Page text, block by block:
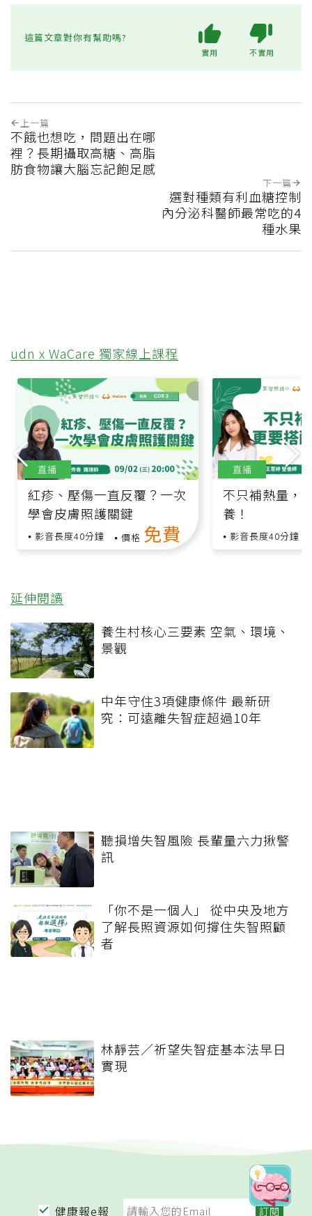
這篇文章對你有幫助嗎?
實用 不實用
上一篇
不餓也想吃，問題出在哪
裡？長期攝取高糖、高脂
肪食物讓大腦忘記飽足感
下一篇
選對種類有利血糖控制
內分泌科醫師最常吃的4
種水果
udn x WaCare 獨家線上課程
紅疹、壓傷一直反覆？一次
學會皮膚照護關鍵
影音長度40分鐘 價格 免費
直播
不只補熱量，
養！
影音長度40分鐘
直播
延伸閱讀
養生村核心三要素 空氣、環境、
景觀
中年守住3項健康條件 最新研
究：可遠離失智症超過10年
聽損增失智風險 長輩量六力揪警
訊
「你不是一個人」 從中央及地方
了解長照資源如何撐住失智照顧
者
林靜芸／祈望失智症基本法早日
實現
健康報e報